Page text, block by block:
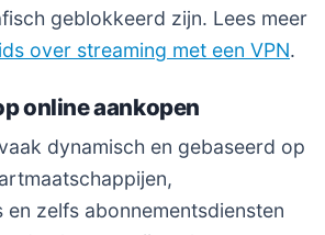
geblokkeerd zijn. Lees meer
over streaming met een VPN.
online aankopen
dynamisch en gebaseerd op
zelfs abonnementsdiensten